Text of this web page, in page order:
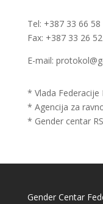
Tel: +387 33 66 58
Fax: +387 33 26
E-mail:
* Vlada Federacije
* Agencija za
* Gender centar RS
Gender Centar